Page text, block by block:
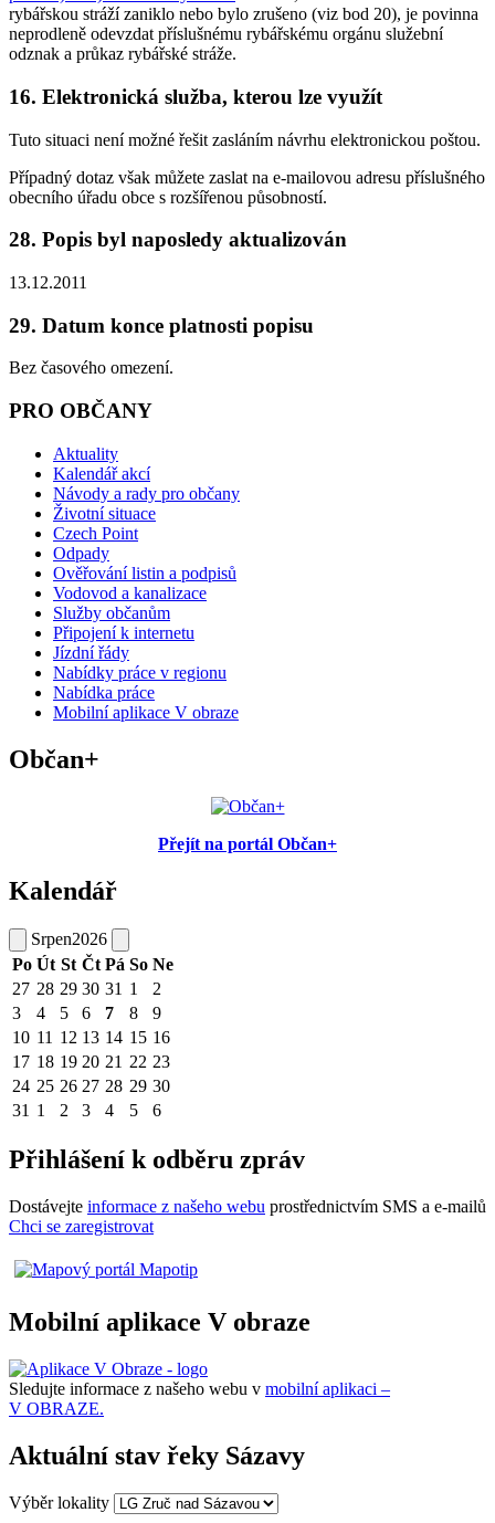
rybářskou stráží zaniklo nebo bylo zrušeno (viz bod 20), je povinna
neprodleně odevzdat příslušnému rybářskému orgánu služební
odznak a průkaz rybářské stráže.
16. Elektronická služba, kterou lze využít
Tuto situaci není možné řešit zasláním návrhu elektronickou poštou.
Případný dotaz však můžete zaslat na e-mailovou adresu příslušného
obecního úřadu obce s rozšířenou působností.
28. Popis byl naposledy aktualizován
13.12.2011
29. Datum konce platnosti popisu
Bez časového omezení.
PRO OBČANY
Aktuality
Kalendář akcí
Návody a rady pro občany
Životní situace
Czech Point
Odpady
Ověřování listin a podpisů
Vodovod a kanalizace
Služby občanům
Připojení k internetu
Jízdní řády
Nabídky práce v regionu
Nabídka práce
Mobilní aplikace V obraze
Občan+
Přejít na portál Občan+
Kalendář
Srpen2026
Po Út St Čt Pá So Ne
27 28 29 30 31 1
2
3
4 5 6 7 8
9
10 11 12 13 14 15 16
17 18 19 20 21 22 23
24 25 26 27 28 29 30
31 1 2 3 4 5 6
Přihlášení k odběru zpráv
Dostávejte informace z našeho webu prostřednictvím SMS a e-mailů
Chci se zaregistrovat
Mobilní aplikace V obraze
Sledujte informace z našeho webu v mobilní aplikaci –
V OBRAZE.
Aktuální stav řeky Sázavy
Výběr lokality